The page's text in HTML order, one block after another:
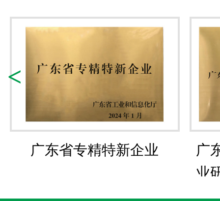
<
广东省专精特新企业
广
业